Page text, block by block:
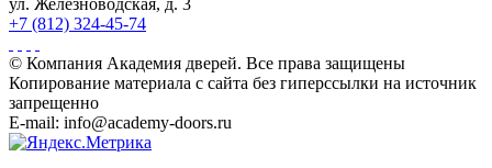
+7 (812) 324-45-74
© Компания Академия дверей. Все права защищены
Копирование материала с сайта без гиперссылки на источник
запрещенно
E-mail: info@academy-doors.ru